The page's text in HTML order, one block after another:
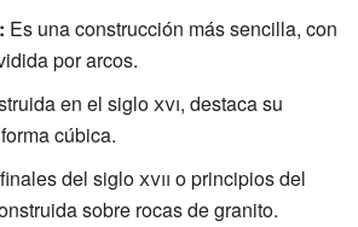
Es una construcción más sencilla, con
por arcos.
en el sigloxvi, destaca su
cúbica.
del sigloxvii o principios del
sobre rocas de granito.